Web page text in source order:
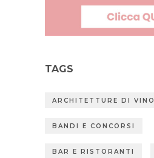
TAGS
ARCHITETTURE DI VINO
BANDI E CONCORSI
BAR E RISTORANTI